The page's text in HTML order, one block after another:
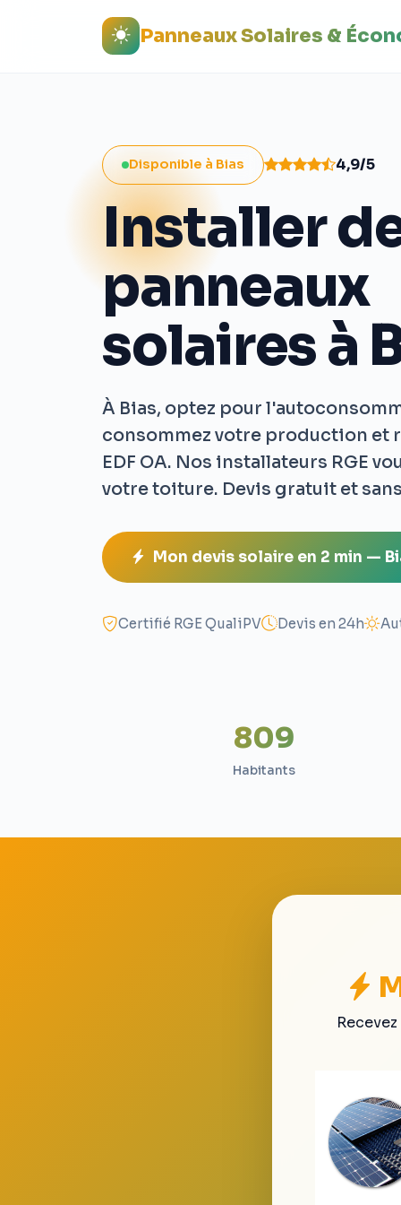
Panneaux Solaires &
Disponible à Bias 4,9/5
Installer
panneaux
solaires à
À Bias, optez pour
consommez votre production et
EDF OA. Nos installateurs RGE
votre toiture. Devis gratuit et
Mon devis solaire en 2 min —
Certifié RGE QualiPV Devis en 24h
809
Habitants